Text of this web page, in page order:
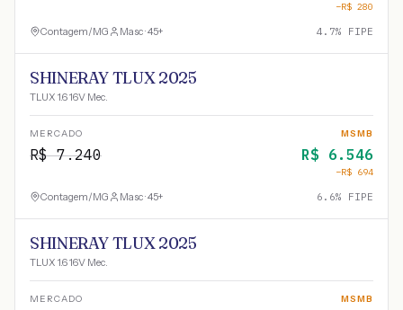
−R$ 280
Contagem/MG Masc · 45+ 4.7% FIPE
SHINERAY TLUX 2025
TLUX 1.6 16V Mec.
MERCADO
R$7.240
MSMB
R$ 6.546
−R$ 694
Contagem/MG Masc · 45+ 6.6% FIPE
SHINERAY TLUX 2025
TLUX 1.6 16V Mec.
MERCADO MSMB